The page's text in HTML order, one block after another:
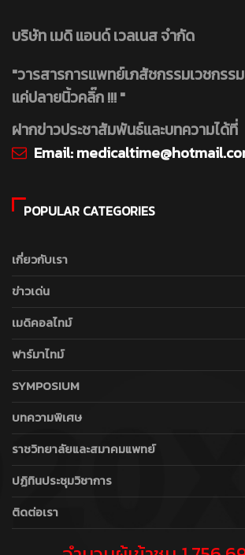
บริษัท เมดิ แอนด์ เวลเนส จำกัด
"วารสารการแพทย์เภสัชกรรมเวชกรร
แค่ปลายนิ้วคลิ๊ก !!! "
ฝากข่าวประชาสัมพันธ์และบทความได้ที่
Email:
POPULAR CATEGORIES
เกี่ยวกับเรา
ข่าวเด่น
เมดิคอลไทม์
ฟาร์มาไทม์
SYMPOSIUM
บทความพิเศษ
ราชวิทยาลัยและสมาคมแพทย์
ปฏิทินประชุมวิชาการ
ติดต่อเรา